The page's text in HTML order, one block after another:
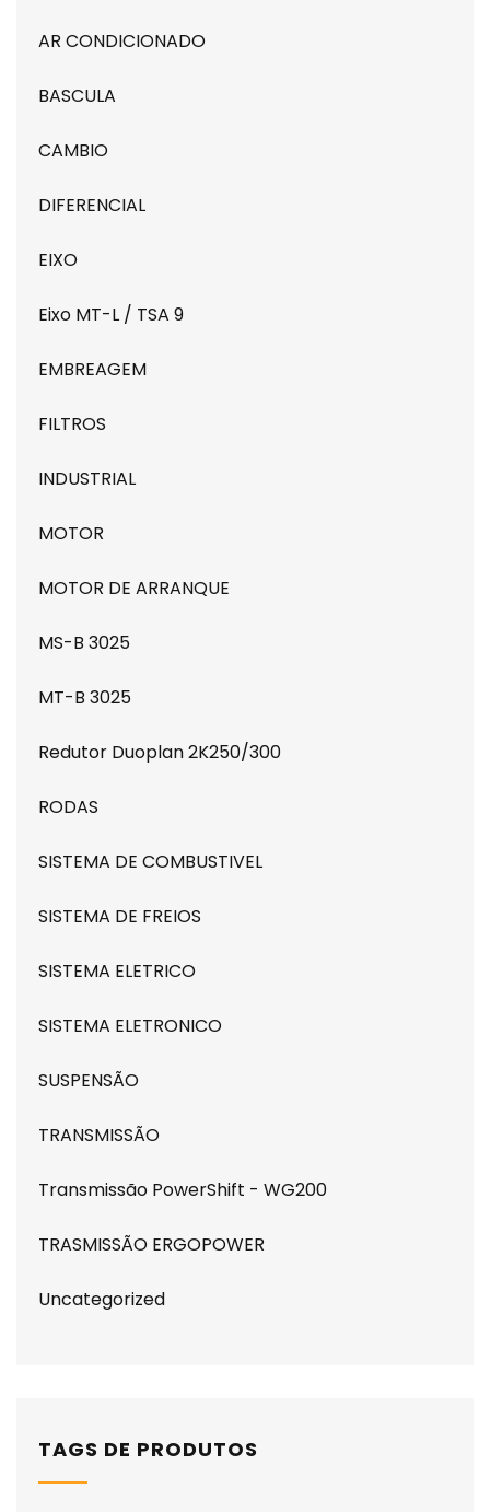
AR CONDICIONADO
BASCULA
CAMBIO
DIFERENCIAL
EIXO
Eixo MT-L / TSA 9
EMBREAGEM
FILTROS
INDUSTRIAL
MOTOR
MOTOR DE ARRANQUE
MS-B 3025
MT-B 3025
Redutor Duoplan 2K250/300
RODAS
SISTEMA DE COMBUSTIVEL
SISTEMA DE FREIOS
SISTEMA ELETRICO
SISTEMA ELETRONICO
SUSPENSÃO
TRANSMISSÃO
Transmissão PowerShift - WG200
TRASMISSÃO ERGOPOWER
Uncategorized
TAGS DE PRODUTOS